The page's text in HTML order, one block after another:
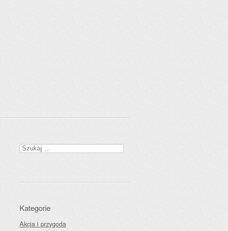
Szukaj:
Kategorie
Akcja i przygoda